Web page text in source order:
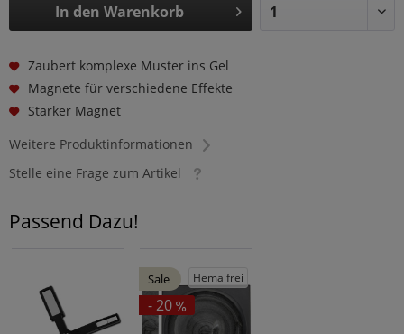
In den Warenkorb
Zaubert komplexe Muster ins Gel
Magnete für verschiedene Effekte
Starker Magnet
Weitere Produktinformationen
Stelle eine Frage zum Artikel
Passend Dazu!
Sale
- 20
Hema frei